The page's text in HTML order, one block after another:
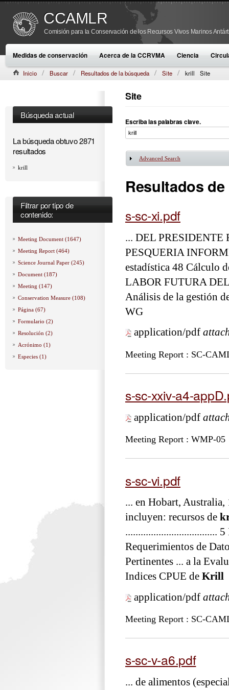
CCAMLR
Comisión para la Conservación de los Recursos Vivos Marinos
Medidas de conservación Acerca de la CCRVMA Ciencia
Inicio Buscar Resultados de la búsqueda Site krill Site
Búsqueda actual
La búsqueda obtuvo 2871
resultados
krill
Filtrar por tipo de
contenido:
Meeting Document (1647)
Meeting Report (464)
Science Journal Paper (245)
Document (187)
Meeting (147)
Conservation Measure (108)
Página (67)
Formulario (2)
Resolución (2)
Acrónimo (1)
Especies (1)
Site
Escriba las palabras clave.
Mostrar
Advanced Search
Resultados
s-sc-xi.pdf
... DEL PRESIDENTE
PESQUERIA
estadística 48 Cálculo
LABOR FUTURA
Análisis de la gestión
WG
application/pdf
Meeting Report : SC-
s-sc-xxiv-a4-
application/pdf
Meeting Report : WMP-05
s-sc-vi.pdf
... en Hobart, Australia,
incluyen: recursos de
....................................
Requerimientos de
Pertinentes ... a la
Indices CPUE de Krill
application/pdf
Meeting Report : SC-
s-sc-v-a6.pdf
... de alimentos